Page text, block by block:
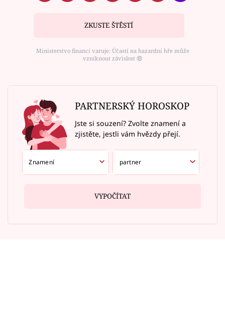
ZKUSTE ŠTĚSTÍ
Ministerstvo financí varuje: Účastí na hazardní hře může
vzniknout závislost ⑱
PARTNERSKÝ HOROSKOP
Jste si souzení? Zvolte znamení a
zjistěte, jestli vám hvězdy přejí.
VYPOČÍTAT